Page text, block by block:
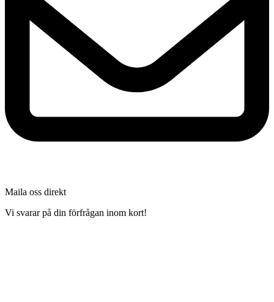
Maila oss direkt
Vi svarar på din förfrågan inom kort!